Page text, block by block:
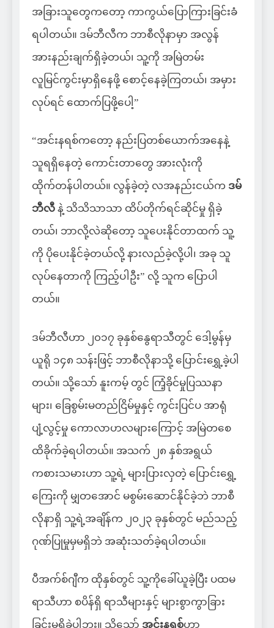
အခြားသူတွေကတော့ ကာကွယ်ပြောကြားခြင်းခံ
ရပါတယ်။ ဒမ်ဘီလီက ဘာစီလိုနာမှာ အလွန်
အားနည်းချက်ရှိခဲ့တယ်၊ သူ့ကို အမြဲတမ်း
လူမြင်ကွင်းမှာရှိနေဖို့ စောင့်နေခဲ့ကြတယ်၊ အမှား
လုပ်ရင် ထောက်ပြဖို့ပေါ့”
“အင်းနရစ်ကတော့ နည်းပြတစ်ယောက်အနေနဲ့
သူရရှိနေတဲ့ ကောင်းတာတွေ အားလုံးကို
ထိုက်တန်ပါတယ်။ လွန်ခဲ့တဲ့ လအနည်းငယ်က ဒမ်
ဘီလီ နဲ့ သိသိသာသာ ထိပ်တိုက်ရင်ဆိုင်မှု ရှိခဲ့
တယ်၊ ဘာလို့လဲဆိုတော့ သူပေးနိုင်တာထက် သူ့
ကို ပိုပေးနိုင်ခဲ့တယ်လို့ နားလည်ခဲ့လို့ပါ၊ အခု သူ
လုပ်နေတာကို ကြည့်ပါဦး” လို့ သူက ပြောပါ
တယ်။
ဒမ်ဘီလီဟာ ၂၀၁၇ ခုနှစ်နွေရာသီတွင် ဒေါ့မွန်မှ
ယူရို ၁၄၈ သန်းဖြင့် ဘာစီလိုနာသို့ ပြောင်းရွှေ့ခဲ့ပါ
တယ်။ သို့သော် နူးကမ့် တွင် ကြံ့ခိုင်မှုပြဿနာ
များ၊ ခြေစွမ်းမတည်ငြိမ်မှုနှင့် ကွင်းပြင်ပ အာရုံ
ပျံ့လွင့်မှု ကောလာဟလများကြောင့် အမြဲတစေ
ထိခိုက်ခဲ့ရပါတယ်။ အသက် ၂၈ နှစ်အရွယ်
ကစားသမားဟာ သူ့ရဲ့ များပြားလှတဲ့ ပြောင်းရွှေ့
ကြေးကို မျှတအောင် မစွမ်းဆောင်နိုင်ခဲ့ဘဲ ဘာစီ
လိုနာရှိ သူ့ရဲ့အချိန်က ၂၀၂၃ ခုနှစ်တွင် မည်သည့်
ဂုဏ်ပြုမှုမှမရှိဘဲ အဆုံးသတ်ခဲ့ရပါတယ်။
ပီအက်စ်ဂျီက ထိုနှစ်တွင် သူ့ကိုခေါ်ယူခဲ့ပြီး ပထမ
ရာသီဟာ စပိန်ရှိ ရာသီများနှင့် များစွာကွာခြား
ခြင်းမရှိခဲ့ပါဘူး။ သို့သော် အင်းနရစ်ဟာ